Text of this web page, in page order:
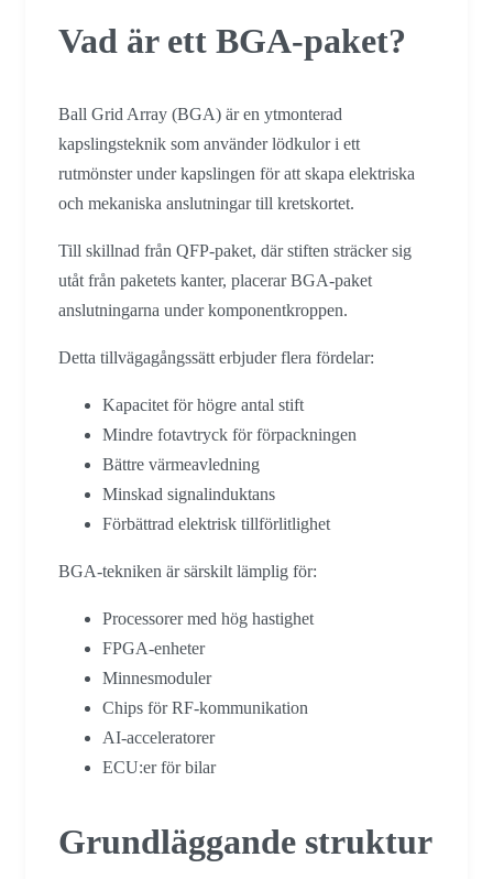
Vad är ett BGA-paket?
Ball Grid Array (BGA) är en ytmonterad
kapslingsteknik som använder lödkulor i ett
rutmönster under kapslingen för att skapa elektriska
och mekaniska anslutningar till kretskortet.
Till skillnad från QFP-paket, där stiften sträcker sig
utåt från paketets kanter, placerar BGA-paket
anslutningarna under komponentkroppen.
Detta tillvägagångssätt erbjuder flera fördelar:
Kapacitet för högre antal stift
Mindre fotavtryck för förpackningen
Bättre värmeavledning
Minskad signalinduktans
Förbättrad elektrisk tillförlitlighet
BGA-tekniken är särskilt lämplig för:
Processorer med hög hastighet
FPGA-enheter
Minnesmoduler
Chips för RF-kommunikation
AI-acceleratorer
ECU:er för bilar
Grundläggande struktur